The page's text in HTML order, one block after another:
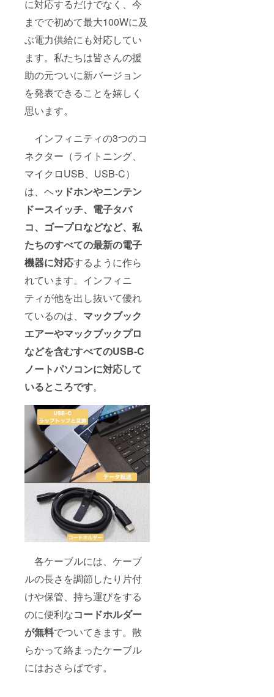
に対応するだけでなく、今
までで初めて最大100Wに及
ぶ電力供給にも対応してい
ます。私たちは皆さんの援
助の元ついに新バージョン
を発表できることを嬉しく
思います。
インフィニティの3つのコ
ネクター（ライトニング、
マイクロUSB、USB-C）
は、ヘッドホンやニンテン
ドースイッチ、電子タバ
コ、ゴープロなどなど、私
たちのすべての最新の電子
機器に対応するように作ら
れています。インフィニ
ティが他を出し抜いて優れ
ているのは、 マックブック
エアーやマックブックプロ
などを含むすべてのUSB-C
ノートパソコンに対応して
いるところです。
各ケーブルには、ケーブ
ルの長さを調節したり片付
けや保管、持ち運びをする
のに便利なコードホルダー
が無料でついてきます。散
らかって絡まったケーブル
にはおさらばです。